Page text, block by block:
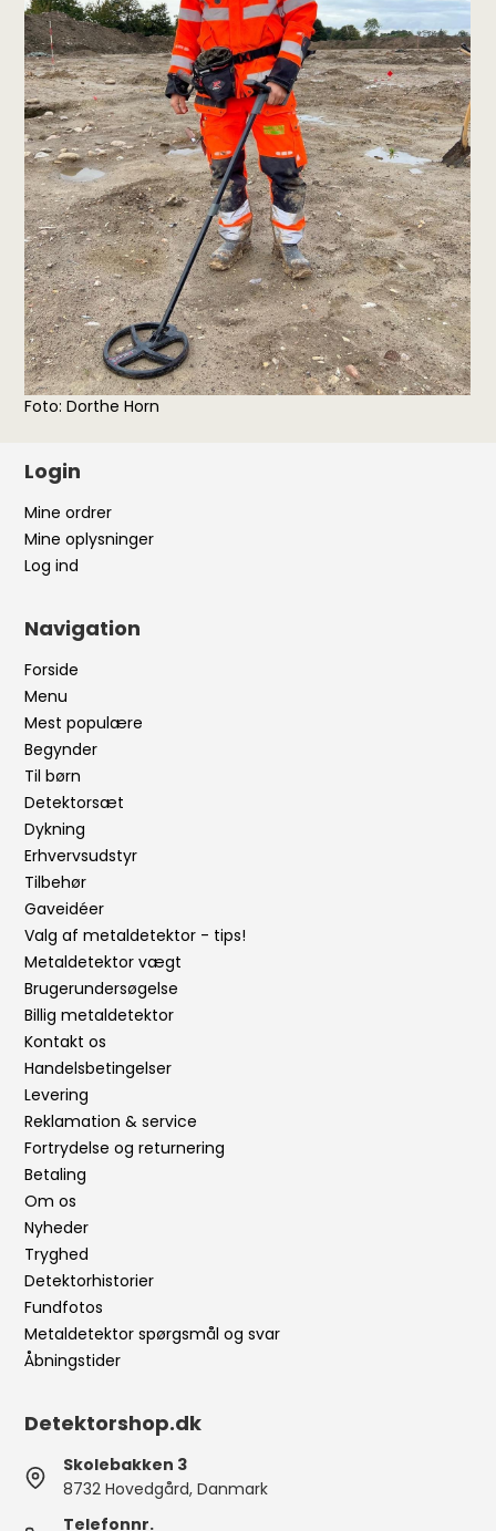
Foto: Dorthe Horn
Login
Mine ordrer
Mine oplysninger
Log ind
Navigation
Forside
Menu
Mest populære
Begynder
Til børn
Detektorsæt
Dykning
Erhvervsudstyr
Tilbehør
Gaveidéer
Valg af metaldetektor - tips!
Metaldetektor vægt
Brugerundersøgelse
Billig metaldetektor
Kontakt os
Handelsbetingelser
Levering
Reklamation & service
Fortrydelse og returnering
Betaling
Om os
Nyheder
Tryghed
Detektorhistorier
Fundfotos
Metaldetektor spørgsmål og svar
Åbningstider
Detektorshop.dk
Skolebakken 3
8732 Hovedgård, Danmark
Telefonnr.